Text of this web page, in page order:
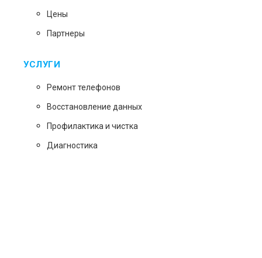
Цены
Партнеры
УСЛУГИ
Ремонт телефонов
Восстановление данных
Профилактика и чистка
Диагностика